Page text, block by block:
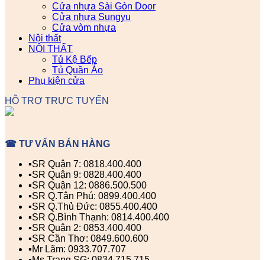
Cửa nhựa Sài Gòn Door
Cửa nhựa Sungyu
Cửa vòm nhựa
Nội thất
NỘI THẤT
Tủ Kệ Bếp
Tủ Quần Áo
Phụ kiện cửa
HỖ TRỢ TRỰC TUYẾN
☎ TƯ VẤN BÁN HÀNG
▪️SR Quận 7: 0818.400.400
▪️SR Quận 9: 0828.400.400
▪️SR Quận 12: 0886.500.500
▪️SR Q.Tân Phú: 0899.400.400
▪️SR Q.Thủ Đức: 0855.400.400
▪️SR Q.Bình Thạnh: 0814.400.400
▪️SR Quận 2: 0853.400.400
▪️SR Cần Thơ: 0849.600.600
▪️Mr Lãm: 0933.707.707